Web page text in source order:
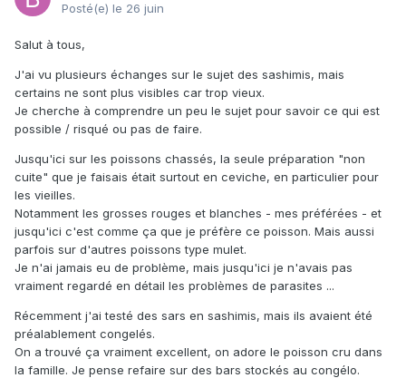
Posté(e) le 26 juin
Salut à tous,
J'ai vu plusieurs échanges sur le sujet des sashimis, mais
certains ne sont plus visibles car trop vieux.
Je cherche à comprendre un peu le sujet pour savoir ce qui est
possible / risqué ou pas de faire.
Jusqu'ici sur les poissons chassés, la seule préparation "non
cuite" que je faisais était surtout en ceviche, en particulier pour
les vieilles.
Notamment les grosses rouges et blanches - mes préférées - et
jusqu'ici c'est comme ça que je préfère ce poisson. Mais aussi
parfois sur d'autres poissons type mulet.
Je n'ai jamais eu de problème, mais jusqu'ici je n'avais pas
vraiment regardé en détail les problèmes de parasites ...
Récemment j'ai testé des sars en sashimis, mais ils avaient été
préalablement congelés.
On a trouvé ça vraiment excellent, on adore le poisson cru dans
la famille. Je pense refaire sur des bars stockés au congélo.